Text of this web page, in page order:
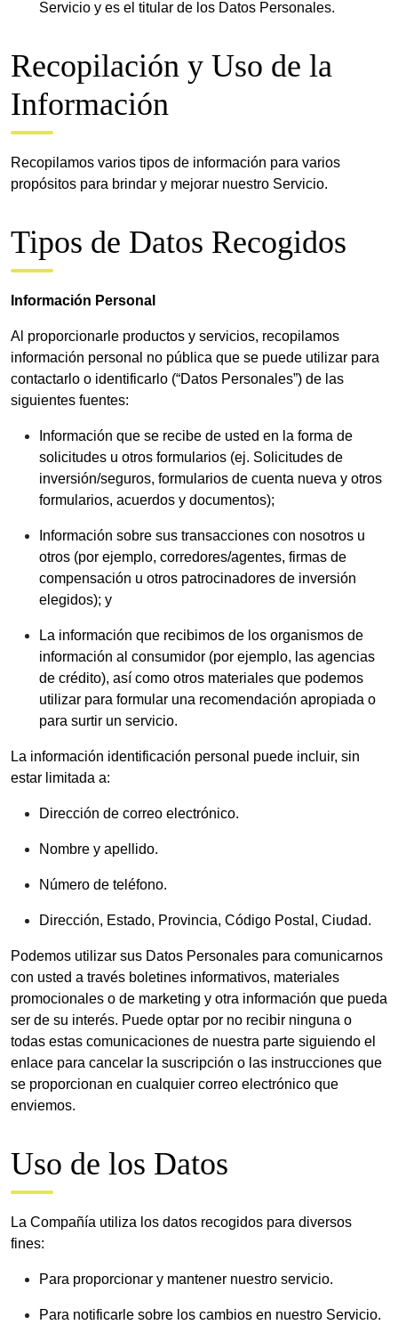
Servicio y es el titular de los Datos Personales.
Recopilación y Uso de la
Información
Recopilamos varios tipos de información para varios
propósitos para brindar y mejorar nuestro Servicio.
Tipos de Datos Recogidos
Información Personal
Al proporcionarle productos y servicios, recopilamos
información personal no pública que se puede utilizar para
contactarlo o identificarlo (“Datos Personales”) de las
siguientes fuentes:
Información que se recibe de usted en la forma de
solicitudes u otros formularios (ej. Solicitudes de
inversión/seguros, formularios de cuenta nueva y otros
formularios, acuerdos y documentos);
Información sobre sus transacciones con nosotros u
otros (por ejemplo, corredores/agentes, firmas de
compensación u otros patrocinadores de inversión
elegidos); y
La información que recibimos de los organismos de
información al consumidor (por ejemplo, las agencias
de crédito), así como otros materiales que podemos
utilizar para formular una recomendación apropiada o
para surtir un servicio.
La información identificación personal puede incluir, sin
estar limitada a:
Dirección de correo electrónico.
Nombre y apellido.
Número de teléfono.
Dirección, Estado, Provincia, Código Postal, Ciudad.
Podemos utilizar sus Datos Personales para comunicarnos
con usted a través boletines informativos, materiales
promocionales o de marketing y otra información que pueda
ser de su interés. Puede optar por no recibir ninguna o
todas estas comunicaciones de nuestra parte siguiendo el
enlace para cancelar la suscripción o las instrucciones que
se proporcionan en cualquier correo electrónico que
enviemos.
Uso de los Datos
La Compañía utiliza los datos recogidos para diversos
fines:
Para proporcionar y mantener nuestro servicio.
Para notificarle sobre los cambios en nuestro Servicio.